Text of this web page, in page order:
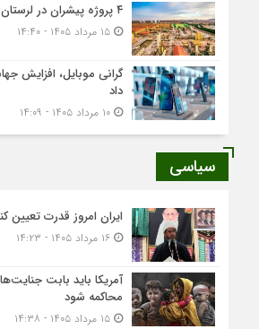
۴ پروژه پیشران در لرستان افتتاح می‌شود
۱۵ مرداد ۱۴۰۵ - ۱۴:۴۰
گرانی موبایل، افزایش
داد
۱۰ مرداد ۱۴۰۵ - ۱۴:۰۹
سیاسی
ایران امروز قدرت تعیین
۱۶ مرداد ۱۴۰۵ - ۱۴:۲۳
آمریکا باید بابت
محاکمه شود
۱۵ مرداد ۱۴۰۵ - ۱۴:۳۸